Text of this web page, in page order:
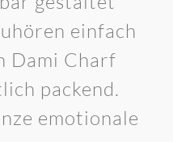
einfach
Dami Charf
packend.
emotionale